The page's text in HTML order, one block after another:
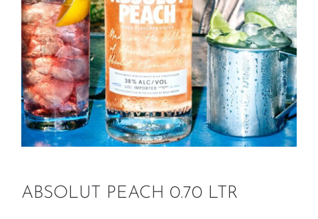
ABSOLUT PEACH 0.70 LTR